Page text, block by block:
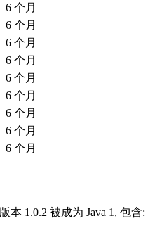
6 个月
6 个月
6 个月
6 个月
6 个月
6 个月
6 个月
6 个月
6 个月
本 1.0.2 被成为 Java 1, 包含: